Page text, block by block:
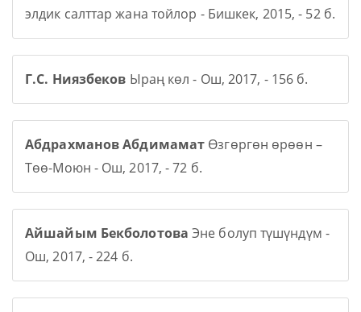
элдик салттар жана тойлор - Бишкек, 2015, - 52 б.
Г.С. Ниязбеков Ыраң көл - Ош, 2017, - 156 б.
Абдрахманов Абдимамат Өзгөргөн өрөөн –
Төө-Моюн - Ош, 2017, - 72 б.
Айшайым Бекболотова Эне болуп түшүндүм -
Ош, 2017, - 224 б.